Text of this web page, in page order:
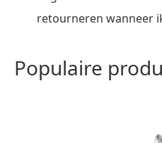
retourneren wanneer
Populaire